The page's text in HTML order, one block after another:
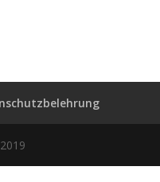
CHF